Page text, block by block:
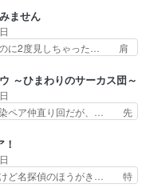
君釣り… ルーデウスにシル
との… 離れ離れになったり
…
なんぞ… テンポの良いボ
つつ、… この作品、ストー
全く… 家で机に向かってる
ラ… お姉ちゃんと話せ
だ… 息をするかのように3
ラの王子様探しが本格的
ません
のに2度見しちゃった… 肩
糸と類を助けよう… 類の面
糸は誰とでも… 源くんを
周りの出来事… 源くん、甘
たよりラブ… 糸ちゃんのま
ヤング… でも央太と親しく
んで… ゴメス（カエル）外
～ひまわりのサーカス団～
染ペア仲直り回だが、… 先
メディアニメだな。… 水着
い！これは時代背… 今回は
ん担当回。これ… 伊万里さ
回ね。瑞佳ち… 売り上げが
けど名探偵のほうがき… 特